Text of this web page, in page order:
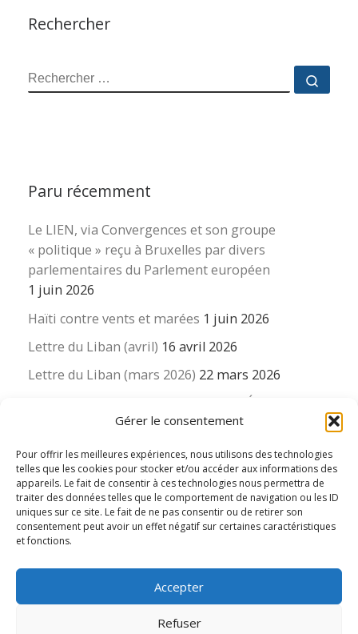
Gérer le consentement
Pour offrir les meilleures expériences, nous utilisons des technologies
telles que les cookies pour stocker et/ou accéder aux informations des
appareils. Le fait de consentir à ces technologies nous permettra de
traiter des données telles que le comportement de navigation ou les ID
uniques sur ce site. Le fait de ne pas consentir ou de retirer son
consentement peut avoir un effet négatif sur certaines caractéristiques
et fonctions.
Accepter
Refuser
Rechercher
RECHERCHER
Paru récemment
Le LIEN, via Convergences et son groupe
« politique » reçu à Bruxelles par divers
parlementaires du Parlement européen
1 juin 2026
Haïti contre vents et marées 1 juin 2026
Lettre du Liban (avril) 16 avril 2026
Lettre du Liban (mars 2026) 22 mars 2026
La revue « Educateur » décapitée ? L’Éducation
nouvelle et ses liens avec la revue du Syndicat
16 mars 2026
© 2026
– Tous
droits réservés